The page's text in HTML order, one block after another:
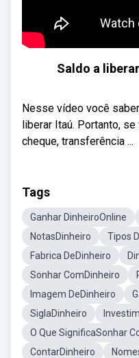
Saldo a
Nesse vídeo você
liberar Itaú. Portanto,
cheque, transferência ...
Tags
Ganhar DinheiroOnline
NotasDinheiro
Tipos
Fabrica DeDinheiro
Sonhar ComDinheiro
Imagem DeDinheiro
SiglaDinheiro
O Que SignificaSonhar
ContarDinheiro